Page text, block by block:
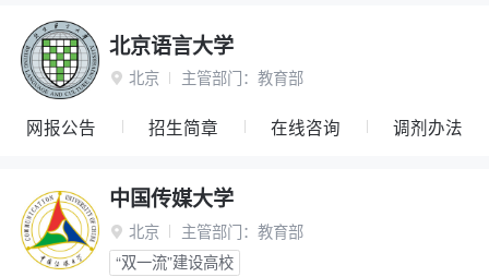
北京语言大学
 北京 主管部门： 教育部
网报公告 招生简章 在线咨询 调剂办法
中国传媒大学
 北京 主管部门： 教育部
“双一流”建设高校